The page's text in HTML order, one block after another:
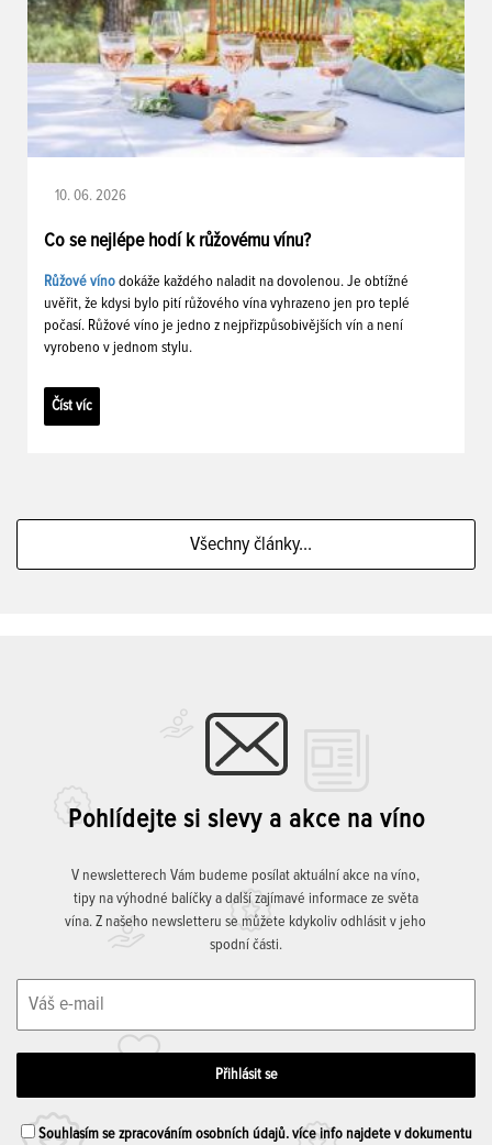
10. 06. 2026
Co se nejlépe hodí k růžovému vínu?
Růžové víno dokáže každého naladit na dovolenou. Je obtížné
uvěřit, že kdysi bylo pití růžového vína vyhrazeno jen pro teplé
počasí. Růžové víno je jedno z nejpřizpůsobivějších vín a není
vyrobeno v jednom stylu.
Číst víc
Všechny články...
Pohlídejte si slevy a akce na víno
V newsletterech Vám budeme posílat aktuální akce na víno,
tipy na výhodné balíčky a další zajímavé informace ze světa
vína. Z našeho newsletteru se můžete kdykoliv odhlásit v jeho
spodní části.
Souhlasím se zpracováním osobních údajů. více info najdete v dokumentu